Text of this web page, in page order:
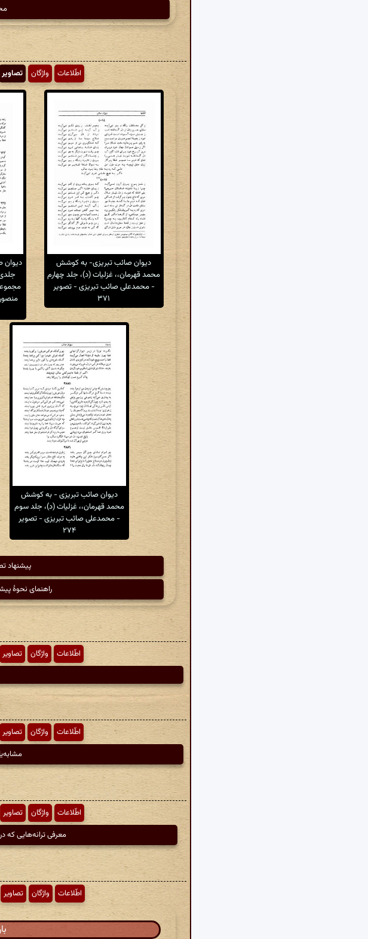
اطّلاعات واژگان تصاویر
دیوان صائب تبریزی- به کوشش
محمد قهرمان،، غزلیات (د)، جلد چهارم
- محمدعلی صائب تبریزی - تصویر
۳۷۱
دیوان
دیوان صائب تبریزی - به کوشش
محمد قهرمان،، غزلیات (د)، جلد سوم
- محمدعلی صائب تبریزی - تصویر
۲۷۴
پیشنهاد
راهنمای نحوهٔ
اطّلاعات واژگان تصاویر
اطّلاعات واژگان تصاویر
اطّلاعات واژگان تصاویر
معرفی ترانه‌هایی که
اطّلاعات واژگان تصاویر